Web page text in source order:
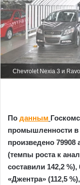
Chevrolet Nexia 3 и
По данным
промышленности в
произведено 79908
(темпы роста к
составили 142,2
«Джентра» (112,5